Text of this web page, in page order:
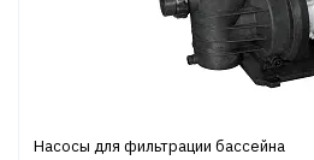
Насосы для фильтрации бассейна